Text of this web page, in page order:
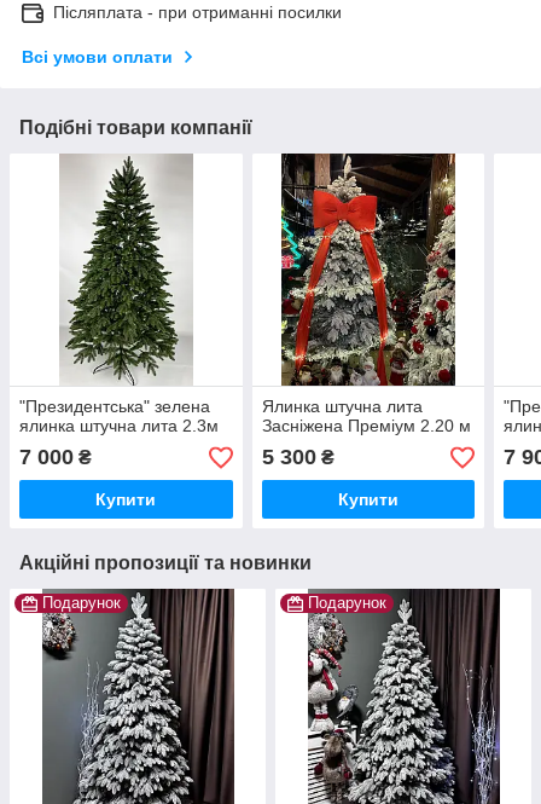
Післяплата - при отриманні посилки
Всі умови оплати
Подібні товари компанії
"Президентська" зелена
ялинка штучна лита 2.3м
7 000 ₴
Купити
Ялинка штучна лита
Засніжена Преміум 2.20 м
5 300₴
Купити
7
Акційні пропозиції та новинки
Подарунок Подарунок